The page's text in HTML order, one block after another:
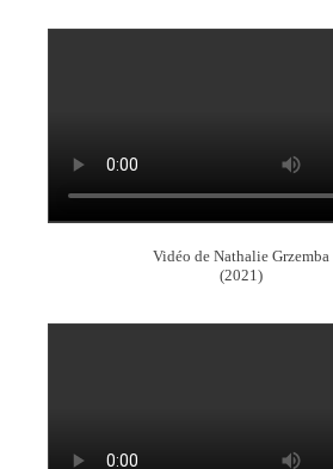
Vidéo de Nathalie Grzemba
(2021)